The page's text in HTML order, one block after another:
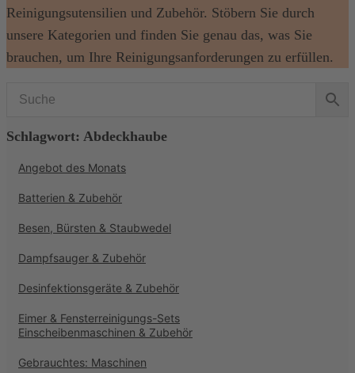
Reinigungsutensilien und Zubehör. Stöbern Sie durch
unsere Kategorien und finden Sie genau das, was Sie
brauchen, um Ihre Reinigungsanforderungen zu erfüllen.
Schlagwort: Abdeckhaube
Angebot des Monats
Batterien & Zubehör
Besen, Bürsten & Staubwedel
Dampfsauger & Zubehör
Desinfektionsgeräte & Zubehör
Eimer & Fensterreinigungs-Sets
Einscheibenmaschinen & Zubehör
Gebrauchtes: Maschinen